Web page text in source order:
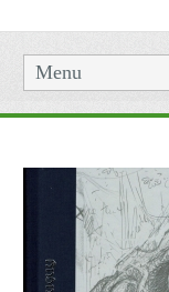
Menu